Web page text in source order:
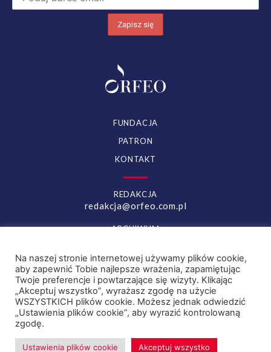
FUNDACJA
PATRON
KONTAKT
REDAKCJA
redakcja@orfeo.com.pl
ARCHIWUM
YOUTUBE FACEBOOK
INSTAGRAM
Polityka prywatności Prawa autorskie
Na naszej stronie internetowej używamy plików cookie,
aby zapewnić Tobie najlepsze wrażenia, zapamiętując
Twoje preferencje i powtarzające się wizyty. Klikając
„Akceptuj wszystko”, wyrażasz zgodę na użycie
WSZYSTKICH plików cookie. Możesz jednak odwiedzić
„Ustawienia plików cookie”, aby wyrazić kontrolowaną
zgodę.
Ustawienia plików cookie Akceptuj wszystko